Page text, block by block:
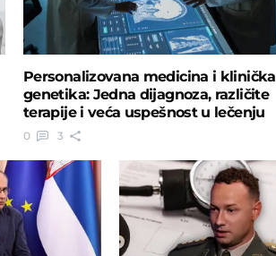
Personalizovana medicina i klinička
genetika: Jedna dijagnoza, različite
terapije i veća uspešnost u lečenju
0 3